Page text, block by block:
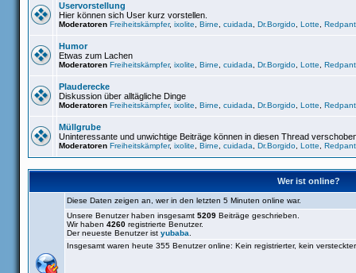
Uservorstellung
Hier können sich User kurz vorstellen.
Moderatoren Freiheitskämpfer, ixolite Birne cuidada Dr.Borgido Lotte
Humor
Etwas zum Lachen
Moderatoren Freiheitskämpfer, ixolite Birne cuidada Dr.Borgido Lotte
Plauderecke
Diskussion über alltägliche Dinge
Moderatoren Freiheitskämpfer, ixolite Birne cuidada Dr.Borgido Lotte
Müllgrube
Uninteressante und unwichtige Beiträge können in diesen Thread
Moderatoren Freiheitskämpfer, ixolite Birne cuidada Dr.Borgido Lotte
Wer ist online?
Diese Daten zeigen an, wer in den letzten 5 Minuten online war.
Unsere Benutzer haben insgesamt 5209 Beiträge geschrieben.
Wir haben 4260 registrierte Benutzer.
Der neueste Benutzer ist yubaba
Insgesamt waren heute 355 Benutzer online: Kein registrierter, kein